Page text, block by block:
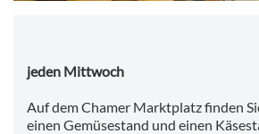
jeden Mittwoch
Auf dem Chamer Marktplatz finden
einen Gemüsestand und einen